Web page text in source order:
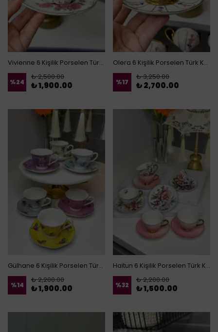
Vivienne 6 Kişilik Porselen Türk Kahvesi Fincanı
%24
₺ 2,500.00
₺ 1,900.00
Olera 6 Kişilik Porselen Türk Kahvesi Fincanı (Beyaz)
%17
₺ 3,250.00
₺ 2,700.00
Gülhane 6 Kişilik Porselen Türk Kahvesi Fincanı
%14
₺ 2,200.00
₺ 1,900.00
Haitun 6 Kişilik Porselen Türk Kahvesi Fincanı Pembe
%32
₺ 2,200.00
₺ 1,500.00